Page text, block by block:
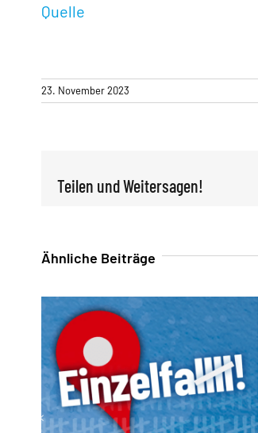
Quelle
23. November 2023
Teilen und Weitersagen!
Ähnliche Beiträge